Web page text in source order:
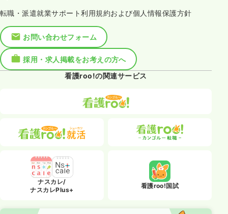
転職・派遣就業サポート利用規約および個人情報保護方針
お問い合わせフォーム
採用・求人掲載をお考えの方へ
看護roo!の関連サービス
ナスカレ/
ナスカレPlus+
看護roo!国試